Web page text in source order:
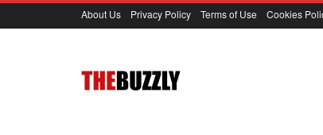
About Us Privacy Policy Terms of Use Cookies